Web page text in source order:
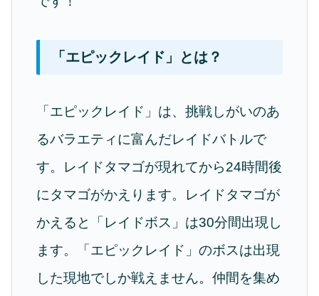
「エピックレイド」とは？
「エピックレイド」は、挑戦しがいのあ
るバラエティに富んだレイドバトルで
す。レイドタマゴが現れてから24時間後
にタマゴがかえります。レイドタマゴが
かえると「レイドボス」は30分間出現し
ます。「エピックレイド」のボスは出現
した現地でしか戦えません。仲間を集め